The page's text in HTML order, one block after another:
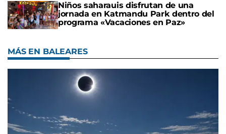
Niños saharauis disfrutan de una
jornada en Katmandu Park dentro del
programa «Vacaciones en Paz»
MÁS EN BALEARES